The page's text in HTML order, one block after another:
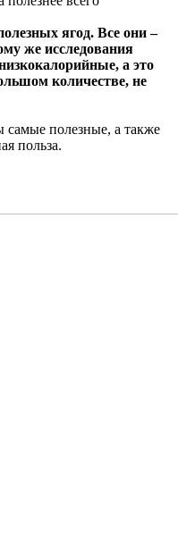
ягод. Все они –
же исследования
а это
количестве, не
самые полезные, а также
польза.